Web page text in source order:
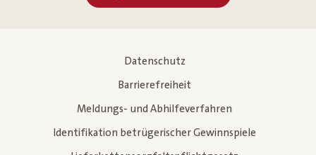
Datenschutz
Barrierefreiheit
Meldungs- und Abhilfeverfahren
Identifikation betrügerischer Gewinnspiele